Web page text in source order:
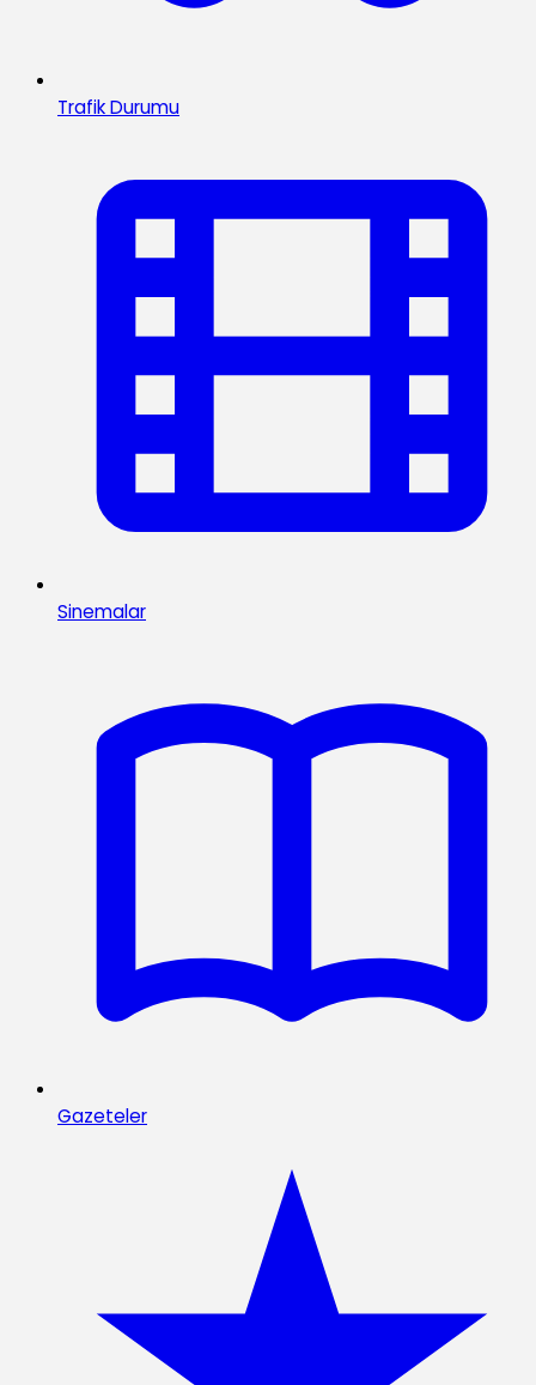
Trafik Durumu
Sinemalar
Gazeteler